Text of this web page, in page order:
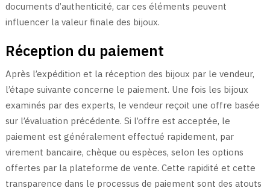
documents d’authenticité, car ces éléments peuvent
influencer la valeur finale des bijoux.
Réception du paiement
Après l’expédition et la réception des bijoux par le vendeur,
l’étape suivante concerne le paiement. Une fois les bijoux
examinés par des experts, le vendeur reçoit une offre basée
sur l’évaluation précédente. Si l’offre est acceptée, le
paiement est généralement effectué rapidement, par
virement bancaire, chèque ou espèces, selon les options
offertes par la plateforme de vente. Cette rapidité et cette
transparence dans le processus de paiement sont des atouts